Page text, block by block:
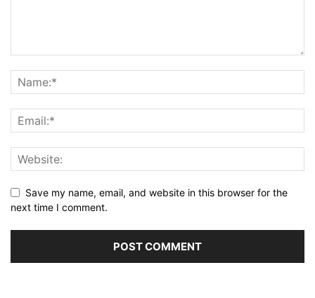
Save my name, email, and website in this browser for the
next time I comment.